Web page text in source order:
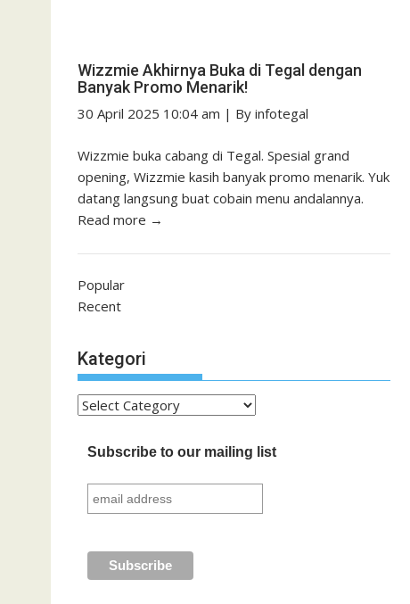
Wizzmie Akhirnya Buka di Tegal dengan
Banyak Promo Menarik!
30 April 2025 10:04 am | By infotegal
Wizzmie buka cabang di Tegal. Spesial grand
opening, Wizzmie kasih banyak promo menarik. Yuk
datang langsung buat cobain menu andalannya.
Read more →
Popular
Recent
Kategori
Kategori
Subscribe to our mailing list